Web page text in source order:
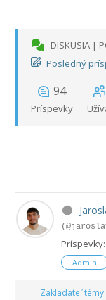
DISKUSIA |
Posledný
94
Príspevky
Admin
Zakladateľ témy